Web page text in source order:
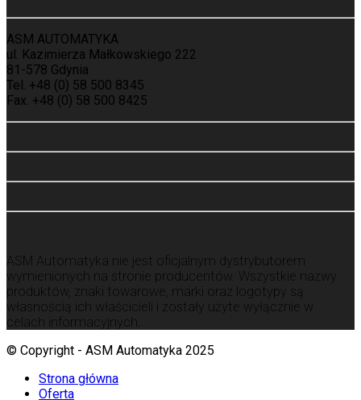
ASM AUTOMATYKA
ul. Kazimierza Małkowskiego 222
81-578 Gdynia
Tel. +48 (0) 58 500 8345
Fax. +48 (0) 58 500 8425
ASM Automatyka nie jest oficjalnym dystrybutorem
wymienionych na stronie producentów. Wszystkie nazwy
produktów, znaki towarowe, marki oraz logotypy są
własnością ich właścicieli i zostały użyte wyłącznie w
celach informacyjnych.
© Copyright - ASM Automatyka 2025
Strona główna
Oferta